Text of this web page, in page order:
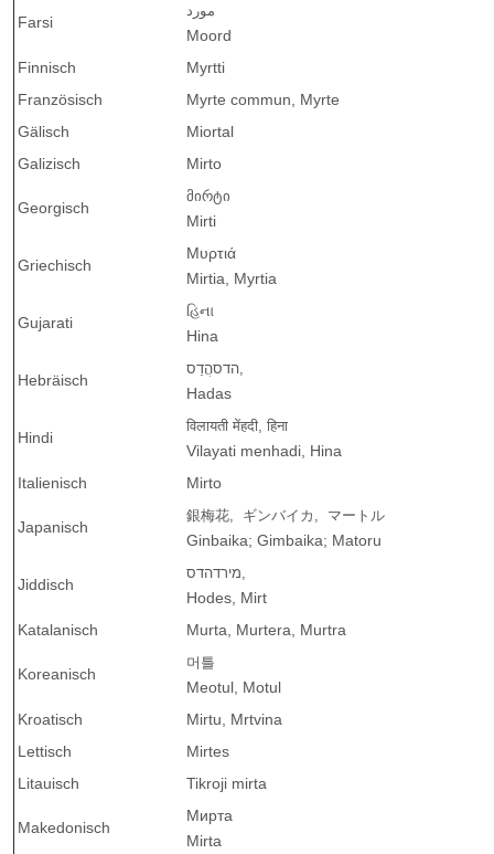
Farsi
مورد
Moord
Finnisch
Myrtti
Französisch
Myrte commun, Myrte
Gälisch
Miortal
Galizisch
Mirto
Georgisch
მირტი
Mirti
Griechisch
Μυρτιά
Mirtia, Myrtia
Gujarati
હિના
Hina
Hebräisch
הֲדַס,הדס
Hadas
Hindi
विलायती मेंहदी हिना
Vilayati menhadi, Hina
Italienisch
Mirto
Japanisch
銀梅花, ギンバイカ, マートル
Ginbaika; Gimbaika; Matoru
Jiddisch
הדס,מירד
Hodes, Mirt
Katalanisch
Murta, Murtera, Murtra
Koreanisch
머틀
Meotul, Motul
Kroatisch
Mirtu, Mrtvina
Lettisch
Mirtes
Litauisch
Tikroji mirta
Makedonisch
Мирта
Mirta